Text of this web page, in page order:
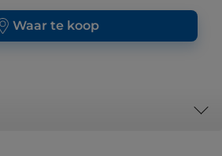
Waar te koop